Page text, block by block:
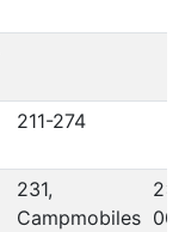
211-274
231,
Campmobiles